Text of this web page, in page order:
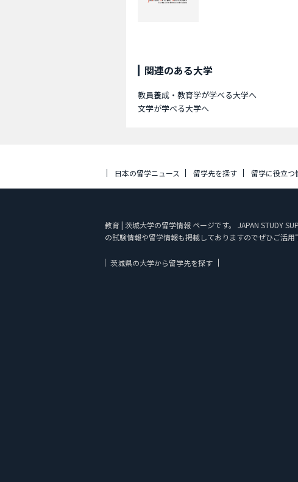
関連のある大学
教員養成・教育学が学べる大学へ
文学が学べる大学へ
日本の留学ニュース 留学先を探す 留学に役立つ
教育 | 茨城大学の留学情報 ページです。 JAPAN STUDY
の試験情報や留学情報も掲載しておりますのでぜひご活用
茨城県の大学から留学先を探す